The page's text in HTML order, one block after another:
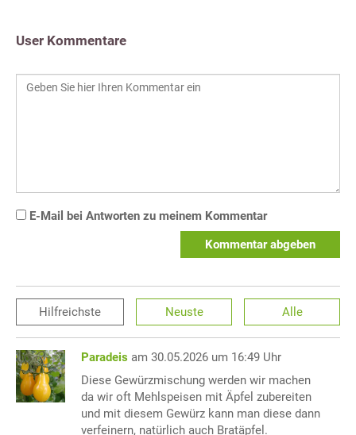
User Kommentare
E-Mail bei Antworten zu meinem Kommentar
Kommentar abgeben
Hilfreichste Neuste Alle
Paradeis am 30.05.2026 um 16:49 Uhr
Diese Gewürzmischung werden wir machen
da wir oft Mehlspeisen mit Äpfel zubereiten
und mit diesem Gewürz kann man diese dann
verfeinern, natürlich auch Bratäpfel.